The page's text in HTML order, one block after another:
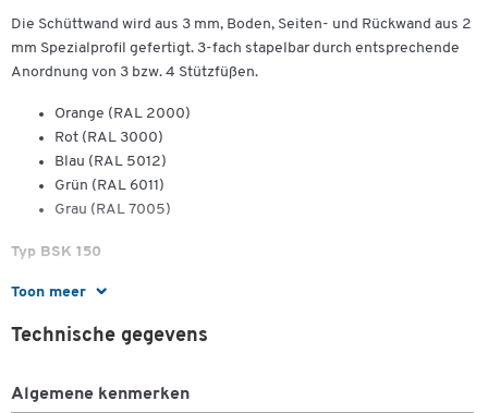
Toon meer
Die Schüttwand wird aus 3 mm, Boden, Seiten- und Rückwand aus 2
mm Spezialprofil gefertigt. 3-fach stapelbar durch entsprechende
Anordnung von 3 bzw. 4 Stützfüßen.
Orange (RAL 2000)
Rot (RAL 3000)
Blau (RAL 5012)
Grün (RAL 6011)
Grau (RAL 7005)
Typ BSK 150
Muldeninhalt: 1,50 m³
Maße: L 1200 x B 1500 x H 1000 mm
Breitenmaß ohne Aufnahmezapfen
Technische gegevens
Algemene kenmerken